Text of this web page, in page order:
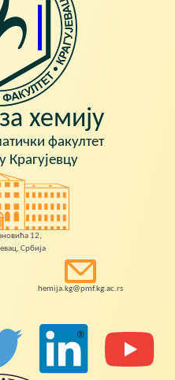
хемију
факултет
Крагујевцу
12,
Србија
hemija.kg@pmf.kg.ac.rs